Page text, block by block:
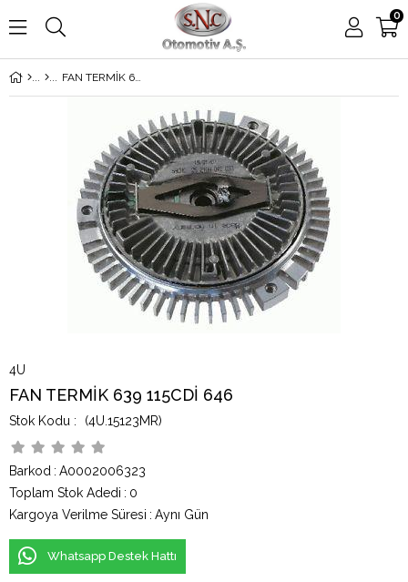
0
FAN TERMİK 639 115CDİ 646
4U
FAN TERMİK 639 115CDİ 646
(4U.15123MR)
Barkod : A0002006323
Toplam Stok Adedi : 0
Kargoya Verilme Süresi : Aynı Gün
Whatsapp Destek Hattı